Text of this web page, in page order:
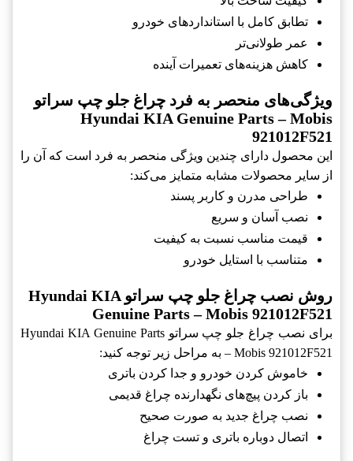
تطابق کامل با استانداردهای خودرو
عمر طولانی‌تر
کاهش هزینه‌های تعمیرات آینده
ویژگی‌های منحصر به فرد چراغ جلو چپ سراتو
Hyundai KIA Genuine Parts – Mobis
921012F521
این محصول دارای چندین ویژگی منحصر به فرد است که آن را
از سایر محصولات مشابه متمایز می‌کند:
طراحی مدرن و کاربر پسند
نصب آسان و سریع
قیمت مناسب نسبت به کیفیت
متناسب با استایل خودرو
روش نصب چراغ جلو چپ سراتو Hyundai KIA
Genuine Parts – Mobis 921012F521
برای نصب چراغ جلو چپ سراتو Hyundai KIA Genuine Parts
– Mobis 921012F521 به مراحل زیر توجه کنید:
خاموش کردن خودرو و جدا کردن باتری
باز کردن پیچ‌های نگهدارنده چراغ قدیمی
نصب چراغ جدید به صورت صحیح
اتصال دوباره باتری و تست چراغ